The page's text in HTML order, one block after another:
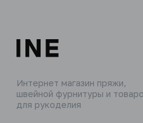
Интернет магазин пряжи,
швейной фурнитуры и
для рукоделия